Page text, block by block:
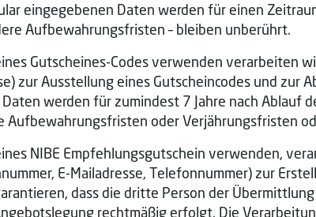
eingegebenen Daten werden für einen
Aufbewahrungsfristen – bleiben unberührt.
Gutscheines-Codes verwenden verarbeiten
zur Ausstellung eines Gutscheincodes und
werden für zumindest 7 Jahre nach Ablauf
Aufbewahrungsfristen oder Verjährungsfristen
NIBE Empfehlungsgutschein verwenden,
E-Mailadresse, Telefonnummer) zur
dass die dritte Person der
rechtmäßig erfolgt. Die